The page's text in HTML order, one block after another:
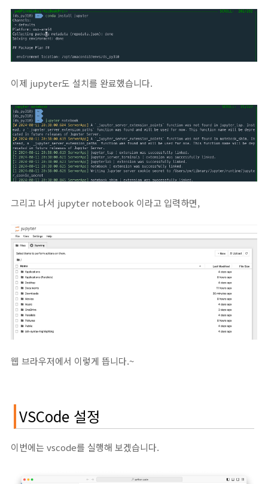
이제 jupyter도 설치를 완료했습니다.
그리고 나서 jupyter notebook 이라고 입력하면,
웹 브라우저에서 이렇게 뜹니다.~
VSCode 설정
이번에는 vscode를 실행해 보겠습니다.